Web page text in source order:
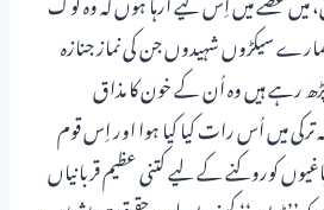
سیکڑوں شہیدوں جن کی نماز جنازہ
رہے ہیں وہ اُن کے خون کا مذاق
ترکی میں اُس رات کیا کیا ہوا اور اِس قوم
کوروکنے کے لیے کتنی عظیم قربانیاں